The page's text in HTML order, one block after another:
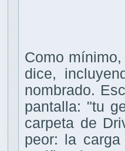
Como
dice,
nombrado.
pantalla: "tu
carpeta de
peor: la